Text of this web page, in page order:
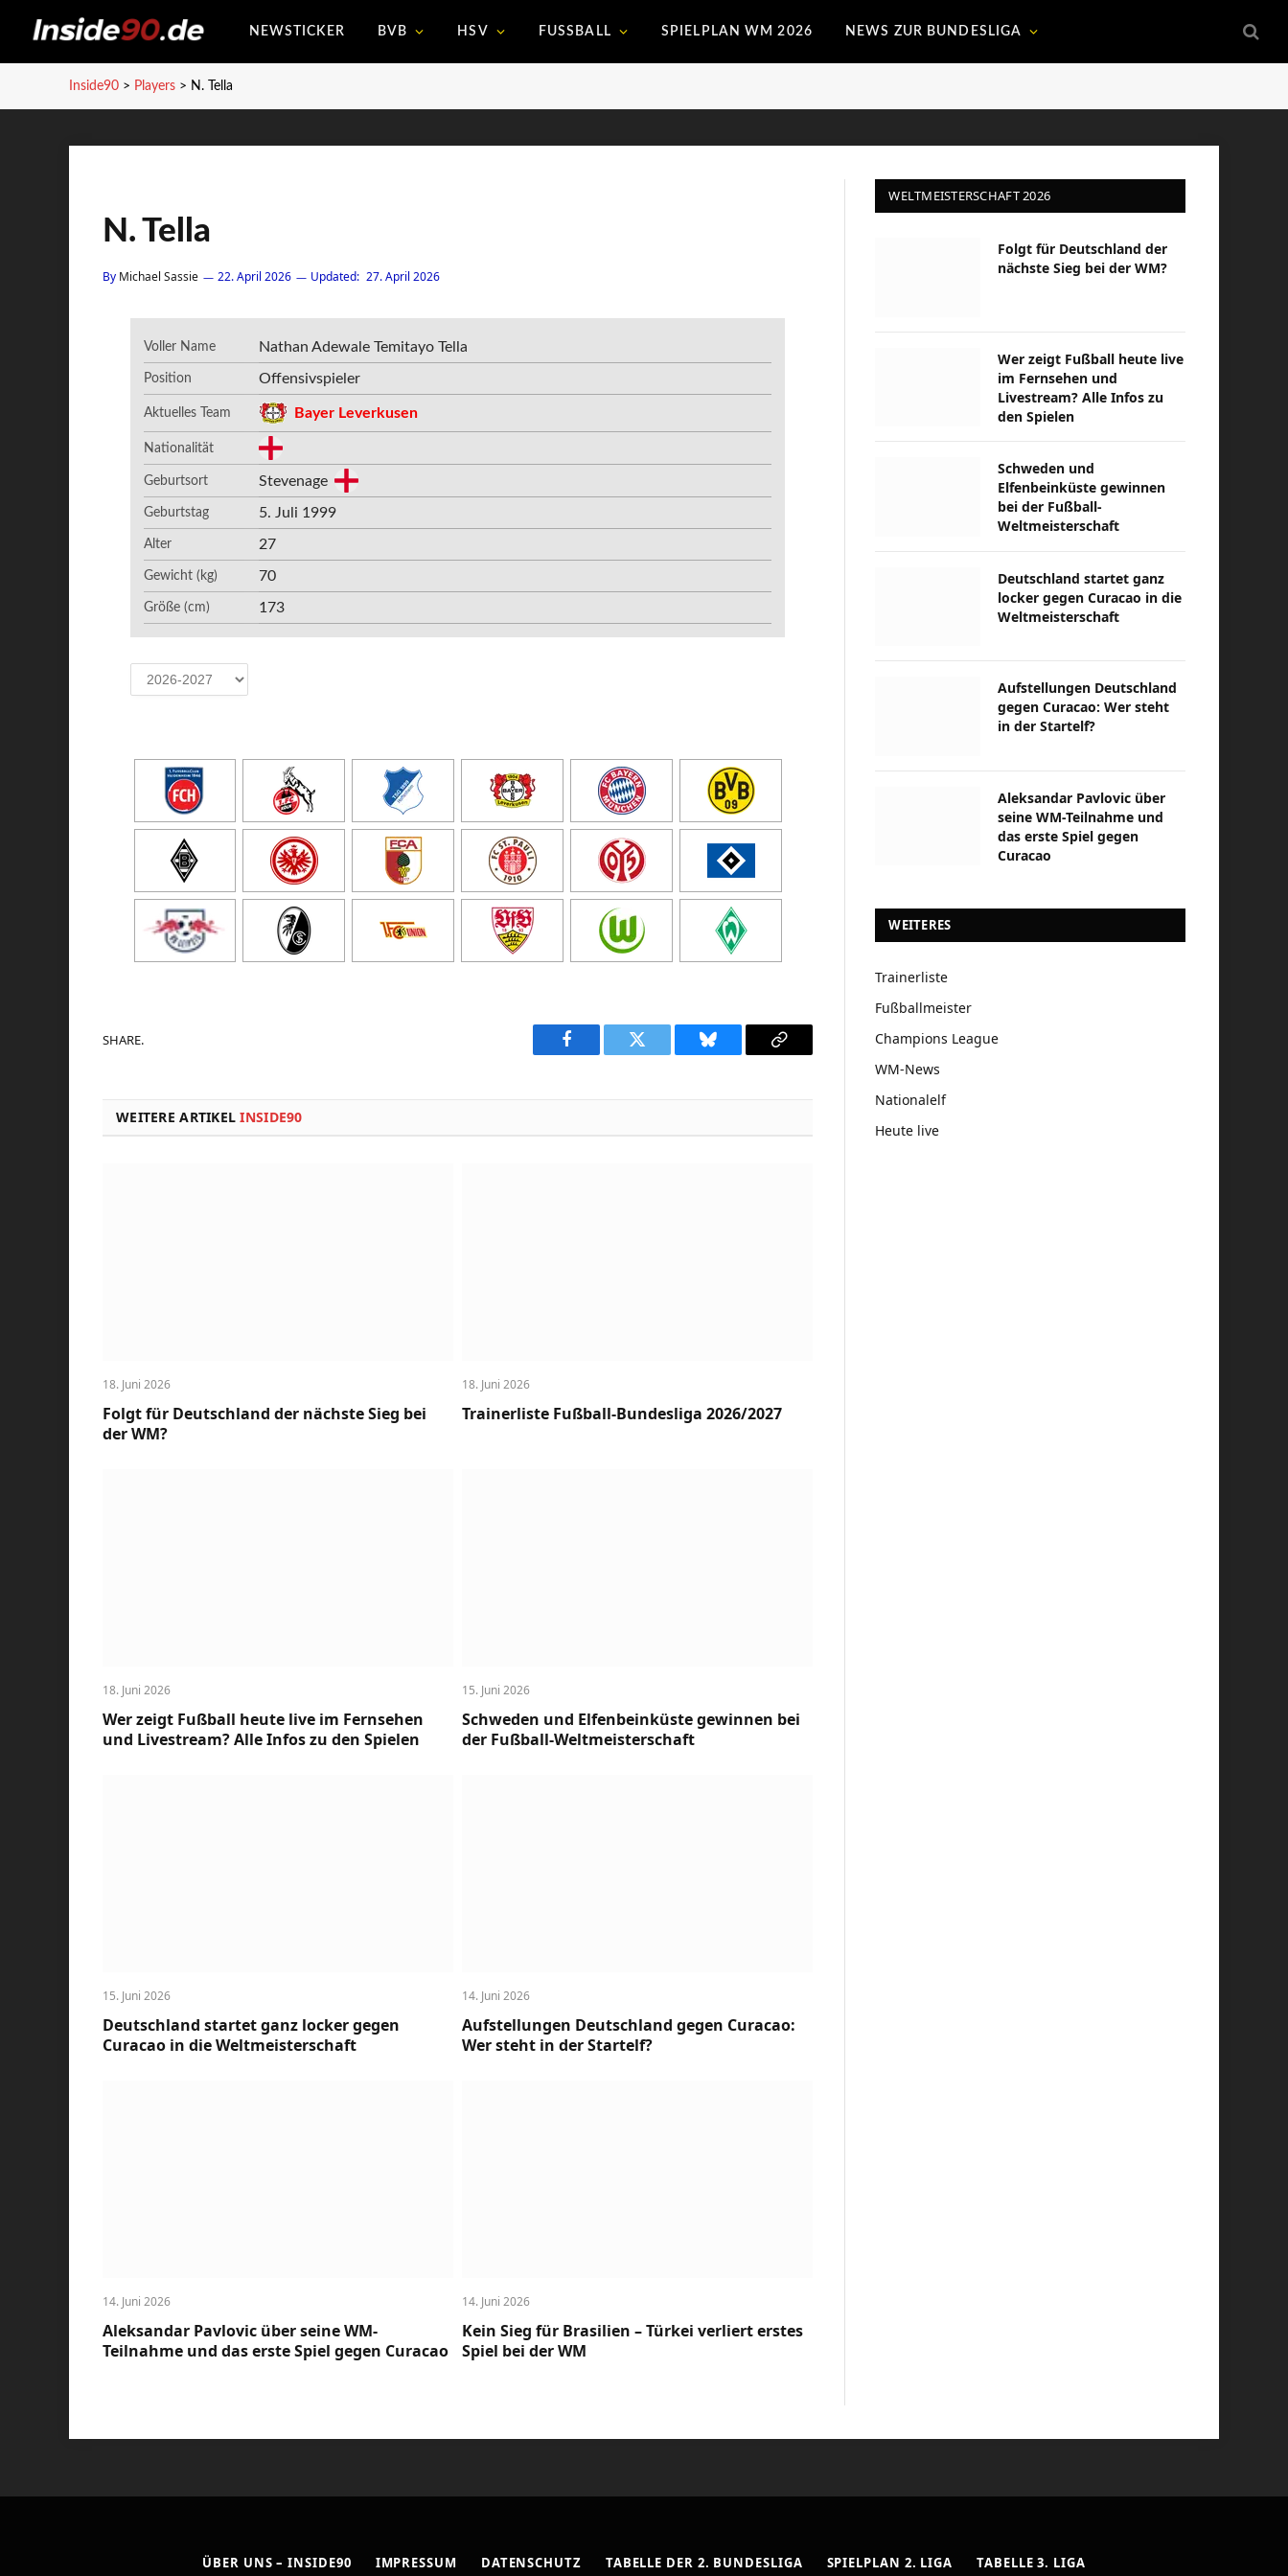
NEWSTICKER BVB HSV FUSSBALL SPIELPLAN WM 2026 NEWS ZUR BUNDESLIGA
Inside90 > Players > N. Tella
N. Tella
By Michael Sassie 22. April 2026 Updated: 27. April 2026
Voller Name Nathan Adewale Temitayo Tella
Position Offensivspieler
Aktuelles Team Bayer Leverkusen
Nationalität
Geburtsort Stevenage
Geburtstag 5. Juli 1999
Alter 27
Gewicht (kg) 70
Größe (cm) 173
SHARE.
Facebook Twitter Bluesky
Copy
WEITERE ARTIKELINSIDE90
18. Juni 2026
Folgt für Deutschland der nächste Sieg bei
der WM?
18. Juni 2026
Trainerliste Fußball-Bundesliga 2026/2027
18. Juni 2026
Wer zeigt Fußball heute live im Fernsehen
und Livestream? Alle Infos zu den Spielen
15. Juni 2026
Schweden und Elfenbeinküste gewinnen bei
der Fußball-Weltmeisterschaft
15. Juni 2026
Deutschland startet ganz locker gegen
Curacao in die Weltmeisterschaft
14. Juni 2026
Aufstellungen Deutschland gegen Curacao:
Wer steht in der Startelf?
14. Juni 2026
Aleksandar Pavlovic über seine WM-
Teilnahme und das erste Spiel gegen Curacao
14. Juni 2026
Kein Sieg für Brasilien – Türkei verliert erstes
Spiel bei der WM
WELTMEISTERSCHAFT 2026
Folgt für Deutschland der
nächste Sieg bei der WM?
Wer zeigt Fußball heute live
im Fernsehen und
Livestream? Alle Infos zu
den Spielen
Schweden und
Elfenbeinküste gewinnen
bei der Fußball-
Weltmeisterschaft
Deutschland startet ganz
locker gegen Curacao in die
Weltmeisterschaft
Aufstellungen Deutschland
gegen Curacao: Wer steht
in der Startelf?
Aleksandar Pavlovic über
seine WM-Teilnahme und
das erste Spiel gegen
Curacao
WEITERES
Trainerliste
Fußballmeister
Champions League
WM-News
Nationalelf
Heute live
ÜBER UNS – INSIDE90 IMPRESSUM DATENSCHUTZ TABELLE DER 2. BUNDESLIGA SPIELPLAN 2. LIGA TABELLE 3. LIGA